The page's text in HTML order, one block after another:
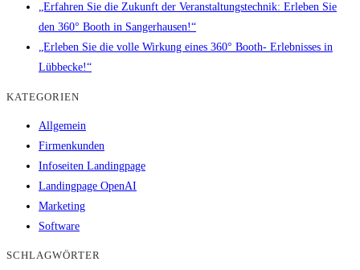
„Erfahren Sie die Zukunft der Veranstaltungstechnik: Erleben Sie
den 360° Booth in Sangerhausen!“
„Erleben Sie die volle Wirkung eines 360° Booth- Erlebnisses in
Lübbecke!“
KATEGORIEN
Allgemein
Firmenkunden
Infoseiten Landingpage
Landingpage OpenAI
Marketing
Software
SCHLAGWÖRTER